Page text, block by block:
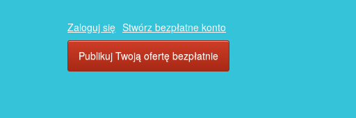
Zaloguj się Stwórz bezpłatne konto
Publikuj Twoją ofertę bezpłatnie